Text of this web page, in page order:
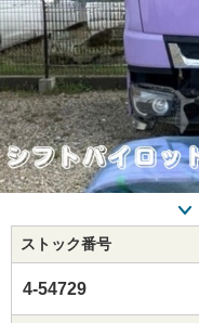
ストック番号
4-54729